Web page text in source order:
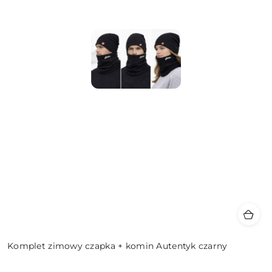
Komplet zimowy czapka + komin Autentyk czarny